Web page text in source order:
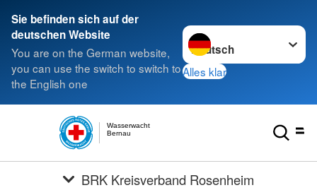
Sie befinden sich auf der
deutschen Website
You are on the German website,
you can use the switch to switch to
the English one
Sprache wechseln zu
Alles klar
Bernau
Wasserwacht
BRK Kreisverband Rosenheim